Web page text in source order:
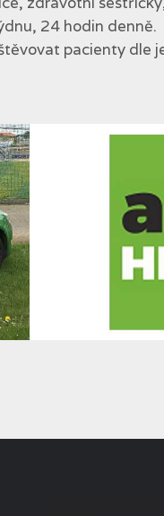
24 hodin denně.
pacienty dle